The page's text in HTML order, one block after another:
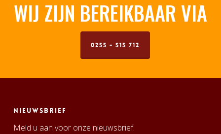
WIJ ZIJN BEREIKBAAR VIA
0255 - 515 712
Nieuwsbrief
Meld u aan voor onze nieuwsbrief.